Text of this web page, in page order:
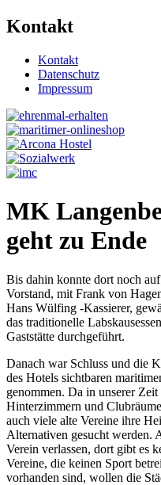
Kontakt
Kontakt
Datenschutz
Impressum
MK
geht zu Ende
Bis dahin konnte dort noch
Vorstand, mit Frank von
Hans Wülfing -Kassierer,
das traditionelle
Gaststätte durchgeführt.
Danach war Schluss und die
des Hotels sichtbaren
genommen. Da in unserer
Hinterzimmern und
auch viele alte Vereine ihre
Alternativen gesucht werden.
Verein verlassen, dort gibt es
Vereine, die keinen Sport
vorhanden sind, wollen die